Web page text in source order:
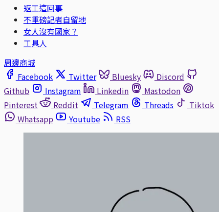
返工這回事
不重磅記者自留地
女人沒有國家？
工具人
周邊商城
Facebook
Twitter Bluesky
Discord
Github
Instagram Linkedin
Mastodon
Pinterest
Reddit Telegram Threads
Tiktok
Whatsapp
Youtube RSS